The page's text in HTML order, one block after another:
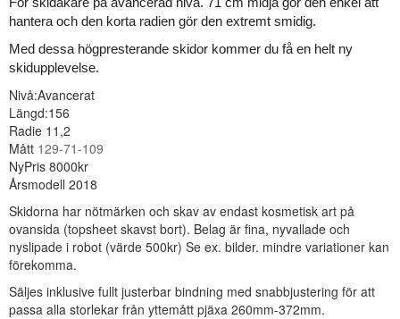
hantera och den korta radien gör den extremt smidig.
Med dessa högpresterande skidor kommer du få en helt ny
skidupplevelse.
Nivå:Avancerat
Längd:156
Radie 11,2
Mått 129-71-109
NyPris 8000kr
Årsmodell 2018
Skidorna har nötmärken och skav av endast kosmetisk art på
ovansida (topsheet skavst bort). Belag är fina, nyvallade och
nyslipade i robot (värde 500kr) Se ex. bilder. mindre variationer kan
förekomma.
Säljes inklusive fullt justerbar bindning med snabbjustering för att
passa alla storlekar från yttemått pjäxa 260mm-372mm.